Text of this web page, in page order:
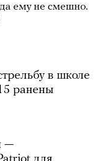
ему не смешно.
в школе
ранены
—